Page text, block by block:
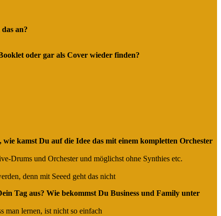
an?
oder gar als Cover wieder finden?
kamst Du auf die Idee das mit einem kompletten Orchester
Drums und Orchester und möglichst ohne Synthies etc.
denn mit Seeed geht das nicht
Tag aus? Wie bekommst Du Business und Family unter
man lernen, ist nicht so einfach